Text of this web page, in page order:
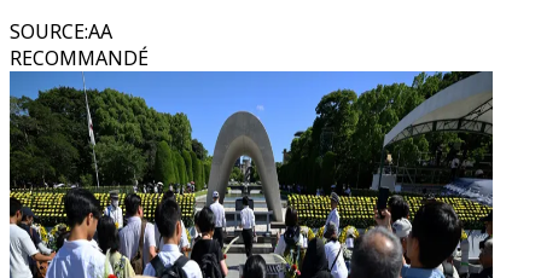
SOURCE:AA
RECOMMANDÉ